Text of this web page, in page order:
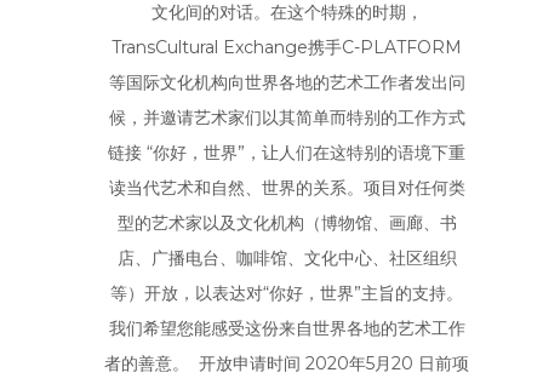
文化间的对话。在这个特殊的时期，
TransCultural Exchange携手C-PLATFORM
等国际文化机构向世界各地的艺术工作者发出问
候，并邀请艺术家们以其简单而特别的工作方式
链接 “你好，世界”，让人们在这特别的语境下重
读当代艺术和自然、世界的关系。项目对任何类
型的艺术家以及文化机构（博物馆、画廊、书
店、广播电台、咖啡馆、文化中心、社区组织
等）开放，以表达对“你好，世界”主旨的支持。
我们希望您能感受这份来自世界各地的艺术工作
者的善意。 开放申请时间 2020年5月20 日前项